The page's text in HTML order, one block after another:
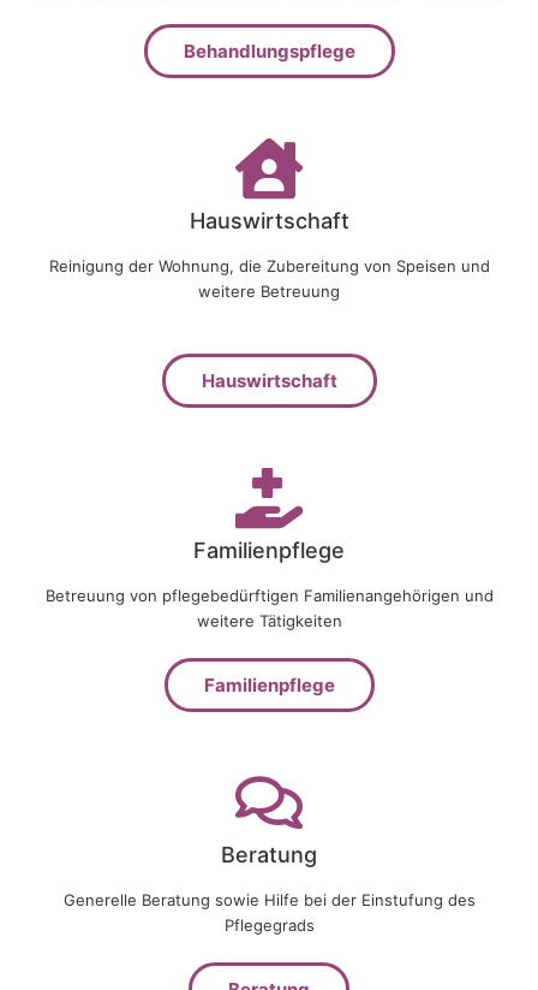
Behandlungspflege
Hauswirtschaft
Reinigung der Wohnung, die Zubereitung von Speisen und
weitere Betreuung
Hauswirtschaft
Familienpflege
Betreuung von pflegebedürftigen Familienangehörigen und
weitere Tätigkeiten
Familienpflege
Beratung
Generelle Beratung sowie Hilfe bei der Einstufung des
Pflegegrads